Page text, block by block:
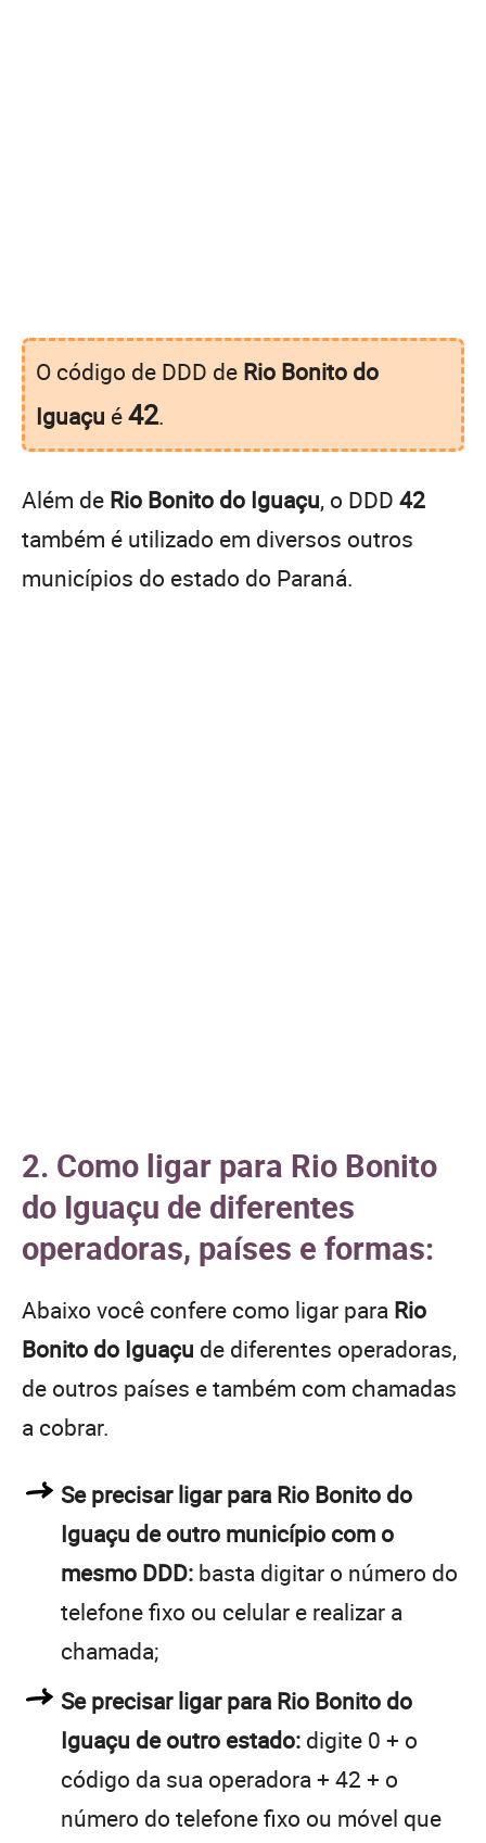
O código de DDD de Rio Bonito do
Iguaçu é42.
Além de Rio Bonito do Iguaçu, o DDD 42
também é utilizado em diversos outros
municípios do estado do Paraná.
2. Como ligar para Rio Bonito
do Iguaçu de diferentes
operadoras, países e formas:
Abaixo você confere como ligar para Rio
Bonito do Iguaçu de diferentes operadoras,
de outros países e também com chamadas
a cobrar.
Se precisar ligar para Rio Bonito do
Iguaçu de outro município com o
mesmo DDD: basta digitar o número do
telefone fixo ou celular e realizar a
chamada;
Se precisar ligar para Rio Bonito do
Iguaçu de outro estado: digite 0 + o
código da sua operadora + 42 + o
número do telefone fixo ou móvel que